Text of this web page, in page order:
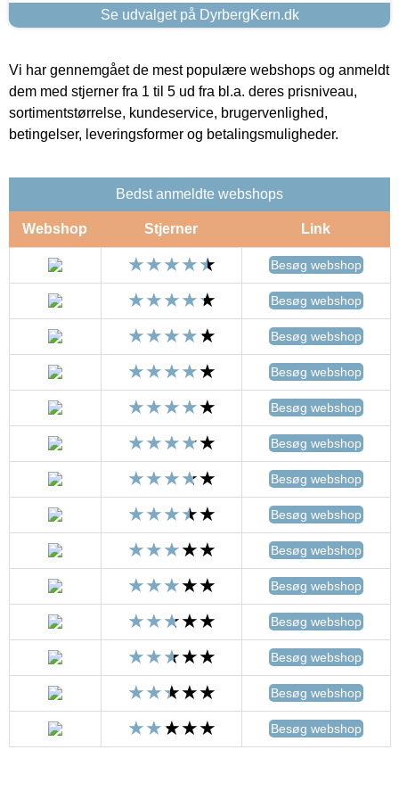
Se udvalget på DyrbergKern.dk
Vi har gennemgået de mest populære webshops og anmeldt
dem med stjerner fra 1 til 5 ud fra bl.a. deres prisniveau,
sortimentstørrelse, kundeservice, brugervenlighed,
betingelser, leveringsformer og betalingsmuligheder.
Bedst anmeldte webshops
Webshop Stjerner Link
Besøg webshop
Besøg webshop
Besøg webshop
Besøg webshop
Besøg webshop
Besøg webshop
Besøg webshop
Besøg webshop
Besøg webshop
Besøg webshop
Besøg webshop
Besøg webshop
Besøg webshop
Besøg webshop